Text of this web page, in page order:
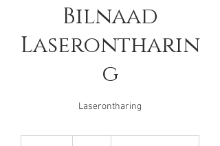
Bilnaad
Laserontharin
g
Laserontharing